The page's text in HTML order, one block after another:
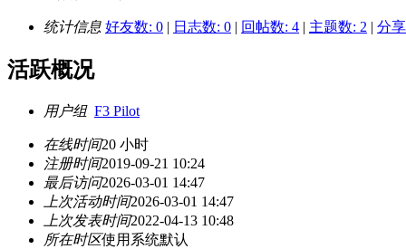
统计信息 好友数: 0 | 日志数: 0 | 回帖数: 4 | 主题数: 2 | 分
活跃概况
用户组 F3 Pilot
在线时间20 小时
注册时间2019-09-21 10:24
最后访问2026-03-01 14:47
上次活动时间2026-03-01 14:47
上次发表时间2022-04-13 10:48
所在时区使用系统默认